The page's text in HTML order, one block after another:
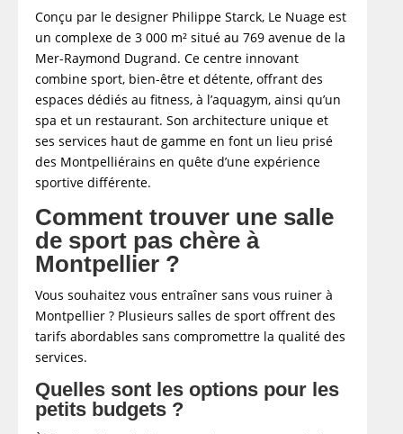
Conçu par le designer Philippe Starck, Le Nuage est
un complexe de 3 000 m² situé au 769 avenue de la
Mer-Raymond Dugrand. Ce centre innovant
combine sport, bien-être et détente, offrant des
espaces dédiés au fitness, à l’aquagym, ainsi qu’un
spa et un restaurant. Son architecture unique et
ses services haut de gamme en font un lieu prisé
des Montpelliérains en quête d’une expérience
sportive différente.
Comment trouver une salle
de sport pas chère à
Montpellier ?
Vous souhaitez vous entraîner sans vous ruiner à
Montpellier ? Plusieurs salles de sport offrent des
tarifs abordables sans compromettre la qualité des
services.​
Quelles sont les options pour les
petits budgets ?